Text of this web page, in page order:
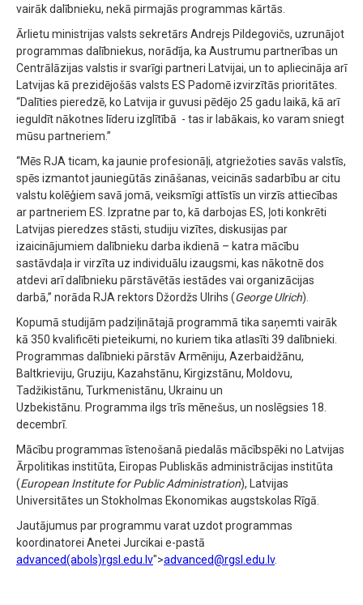
vairāk dalībnieku, nekā pirmajās programmas kārtās.
Ārlietu ministrijas valsts sekretārs Andrejs Pildegovičs, uzrunājot
programmas dalībniekus, norādīja, ka Austrumu partnerības un
Centrālāzijas valstis ir svarīgi partneri Latvijai, un to apliecināja arī
Latvijas kā prezidējošās valsts ES Padomē izvirzītās prioritātes.
“Dalīties pieredzē, ko Latvija ir guvusi pēdējo 25 gadu laikā, kā arī
ieguldīt nākotnes līderu izglītībā - tas ir labākais, ko varam sniegt
mūsu partneriem.”
“Mēs RJA ticam, ka jaunie profesionāļi, atgriežoties savās valstīs,
spēs izmantot jauniegūtās zināšanas, veicinās sadarbību ar citu
valstu kolēģiem savā jomā, veiksmīgi attīstīs un virzīs attiecības
ar partneriem ES. Izpratne par to, kā darbojas ES, ļoti konkrēti
Latvijas pieredzes stāsti, studiju vizītes, diskusijas par
izaicinājumiem dalībnieku darba ikdienā – katra mācību
sastāvdaļa ir virzīta uz individuālu izaugsmi, kas nākotnē dos
atdevi arī dalībnieku pārstāvētās iestādes vai organizācijas
darbā,” norāda RJA rektors Džordžs Ulrihs (George Ulrich).
Kopumā studijām padziļinātajā programmā tika saņemti vairāk
kā 350 kvalificēti pieteikumi, no kuriem tika atlasīti 39 dalībnieki.
Programmas dalībnieki pārstāv Armēniju, Azerbaidžānu,
Baltkrieviju, Gruziju, Kazahstānu, Kirgizstānu, Moldovu,
Tadžikistānu, Turkmenistānu, Ukrainu un
Uzbekistānu. Programma ilgs trīs mēnešus, un noslēgsies 18.
decembrī.
Mācību programmas īstenošanā piedalās mācībspēki no Latvijas
Ārpolitikas institūta, Eiropas Publiskās administrācijas institūta
(European Institute for Public Administration), Latvijas
Universitātes un Stokholmas Ekonomikas augstskolas Rīgā.
Jautājumus par programmu varat uzdot programmas
koordinatorei Anetei Jurcikai e-pastā
advanced(abols)rgsl.edu.lv">advanced@rgsl.edu.lv.